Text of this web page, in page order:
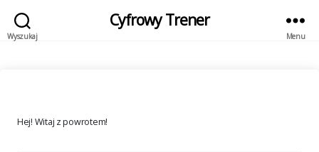
Wyszukaj
Cyfrowy Trener
Menu
Hej! Witaj z powrotem!